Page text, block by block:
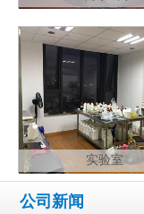
实验室
公司新闻